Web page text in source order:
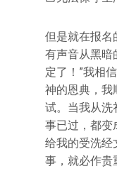
但是就在报名
有声音从黑暗
定了！”我相
神的恩典，我
试。当我从洗
事已过，都变
给我的受洗经
事，就必作贵